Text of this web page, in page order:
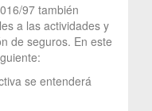
97 también
a las actividades y
de seguros. En este
se entenderá